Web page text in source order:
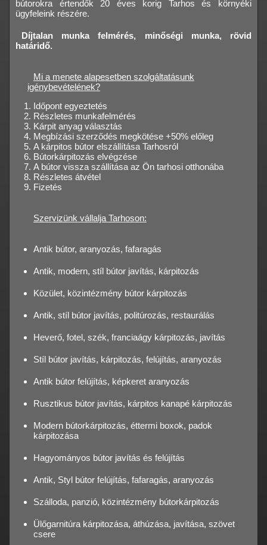
bútorokra értendők 20 éves korig Tarhos és környéki
ügyfeleink részére.
Díjtalan munka felmérés, minőségi munka, rövid
határidő.
Mi a menete alapesetben szolgáltatásunk
igénybevételének?
Időpont egyeztetés
Részletes munkafelmérés
Kárpit anyag választás
Megbízási szerződés megkötése +50% előleg
A kárpitos bútor elszállítása Tarhosról
Bútorkárpitozás elvégzése
A bútor vissza szállítása az Ön tarhosi otthonába
Részletes átvétel
Fizetés
Szervizünk vállalja Tarhoson:
Antik bútor, aranyozás, fafaragás
Antik, modern, stíl bútor javítás, kárpitozás
Közület, közintézmény bútor kárpitozás
Antik, stíl bútor javítás, politúrozás, restaurálás
Heverő, fotel, szék, franciaágy kárpitozás, javítás
Stíl bútor javítás, kárpitozás, felújítás, aranyozás
Antik bútor felújítás, képkeret aranyozás
Rusztikus bútor javítás, kárpitos kanapé kárpitozás
Modern bútorkárpitozás, éttermi boxok, padok
kárpitozása
Hagyományos bútor javítás és felújítás
Antik, Styl bútor felújítás, fafaragás, aranyozás
Szálloda, panzió, közintézmény bútorkárpitozás
Ülőgarnitúra kárpitozása, áthúzása, javítása, szövet
csere